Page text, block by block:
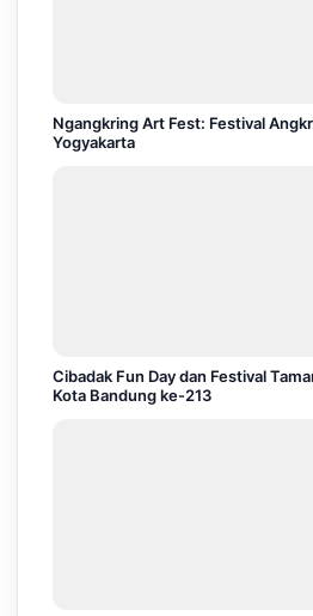
Ngangkring Art Fest: Festival
Yogyakarta
Cibadak Fun Day dan Festival
Kota Bandung ke-213